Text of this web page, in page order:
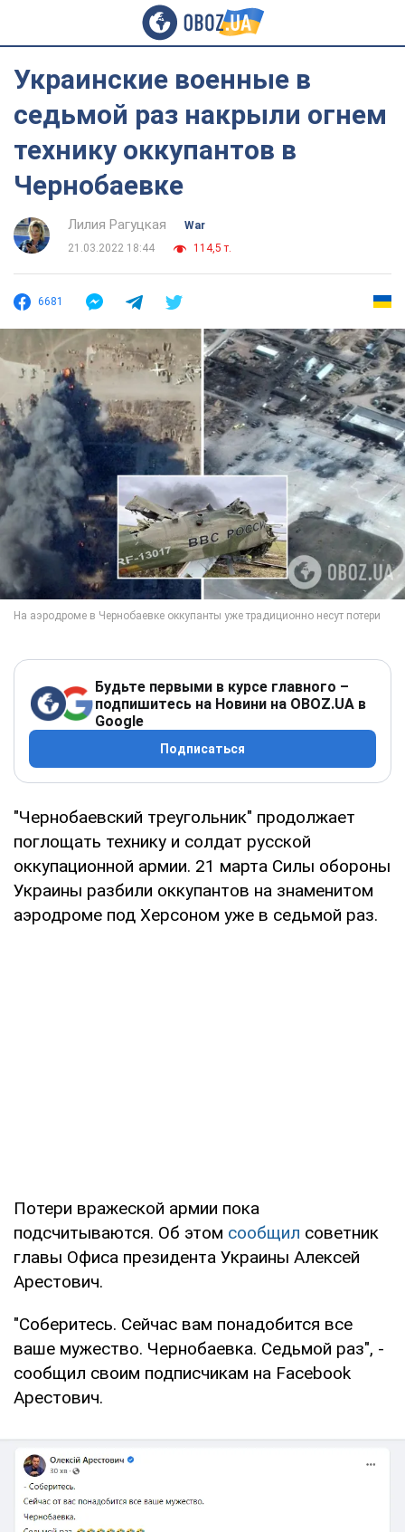
Украинские военные в
седьмой раз накрыли огнем
технику оккупантов в
Чернобаевке
Лилия Рагуцкая
War
21.03.2022 18:44
114,5 т.
6681
Будьте первыми в курсе главного –
подпишитесь на Новини на OBOZ.UA в
Google
Подписаться
"Чернобаевский треугольник" продолжает
поглощать технику и солдат русской
оккупационной армии. 21 марта Силы обороны
Украины разбили оккупантов на знаменитом
аэродроме под Херсоном уже в седьмой раз.
Потери вражеской армии пока
подсчитываются. Об этом сообщил советник
главы Офиса президента Украины Алексей
Арестович.
"Соберитесь. Сейчас вам понадобится все
ваше мужество. Чернобаевка. Седьмой раз", -
сообщил своим подписчикам на Facebook
Арестович.